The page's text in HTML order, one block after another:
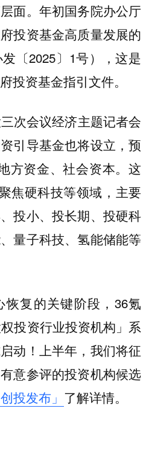
面。年初国务院办公厅
投资基金高质量发展的
〔2025〕1号），这是
投资基金指引文件。
次会议经济主题记者会
引导基金也将设立，预
方资金、社会资本。这
焦硬科技等领域，主要
投小、投长期、投硬科
量子科技、氢能储能等
复的关键阶段，36氪
投资行业投资机构」系
动！上半年，我们将征
意参评的投资机构候选
创投发布」 了解详情。